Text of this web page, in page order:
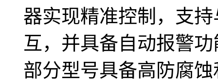
器实现精准控制，支
互，并具备自动报警
部分型号具备高防腐